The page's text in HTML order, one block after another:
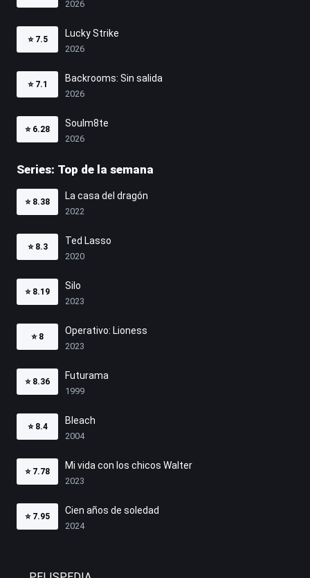
2026
⭐ 7.5
Lucky Strike
2026
⭐ 7.1
Backrooms: Sin salida
2026
⭐ 6.28
Soulm8te
2026
Series: Top de la semana
⭐ 8.38
La casa del dragón
2022
⭐ 8.3
Ted Lasso
2020
⭐ 8.19
Silo
2023
⭐ 8
Operativo: Lioness
2023
⭐ 8.36
Futurama
1999
⭐ 8.4
Bleach
2004
⭐ 7.78
Mi vida con los chicos Walter
2023
⭐ 7.95
Cien años de soledad
2024